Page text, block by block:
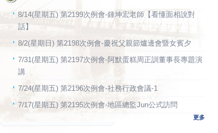
8/14(星期五) 第2199次例會-鍾坤宏老師【看懂面相說對
話】
8/2(星期日) 第2198次例會-慶祝父親節爐邊會暨女賓夕
7/31(星期五) 第2197次例會-阿默蛋糕周正訓董事長專題演
講
7/24(星期五) 第2196次例會-社務行政會議-1
7/17(星期五) 第2195次例會-地區總監Jun公式訪問
更多